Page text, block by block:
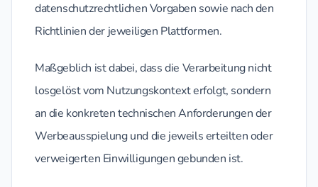
datenschutzrechtlichen Vorgaben sowie nach den
Richtlinien der jeweiligen Plattformen.
Maßgeblich ist dabei, dass die Verarbeitung nicht
losgelöst vom Nutzungskontext erfolgt, sondern
an die konkreten technischen Anforderungen der
Werbeausspielung und die jeweils erteilten oder
verweigerten Einwilligungen gebunden ist.